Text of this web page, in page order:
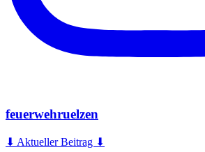
feuerwehruelzen
⬇ Aktueller Beitrag ⬇